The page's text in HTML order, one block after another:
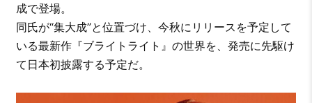
成で登場。
同氏が“集大成”と位置づけ、今秋にリリースを予定して
いる最新作『ブライトライト』の世界を、発売に先駆け
て日本初披露する予定だ。